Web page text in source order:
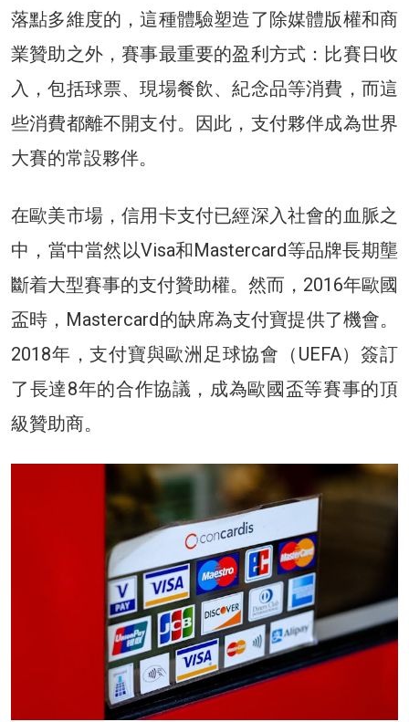
落點多維度的，這種體驗塑造了除媒體版權和商
業贊助之外，賽事最重要的盈利方式：比賽日收
入，包括球票、現場餐飲、紀念品等消費，而這
些消費都離不開支付。因此，支付夥伴成為世界
大賽的常設夥伴。
在歐美市場，信用卡支付已經深入社會的血脈之
中，當中當然以Visa和Mastercard等品牌長期壟
斷着大型賽事的支付贊助權。然而，2016年歐國
盃時，Mastercard的缺席為支付寶提供了機會。
2018年，支付寶與歐洲足球協會（UEFA）簽訂
了長達8年的合作協議，成為歐國盃等賽事的頂
級贊助商。